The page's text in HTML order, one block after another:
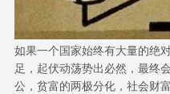
如果一个国家始终有大量的绝
足，起伏动荡势出必然，最终
公，贫富的两极分化，社会财